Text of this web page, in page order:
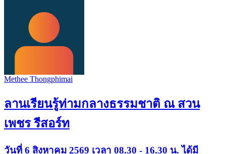
Methee Thongphimai
ลานเรียนรู้ท่ามกลางธรรมชาติ ณ สวน
เพชร รีสอร์ท
วันที่ 6 สิงหาคม 2569 เวลา 08.30 - 16.30 น. ได้มี